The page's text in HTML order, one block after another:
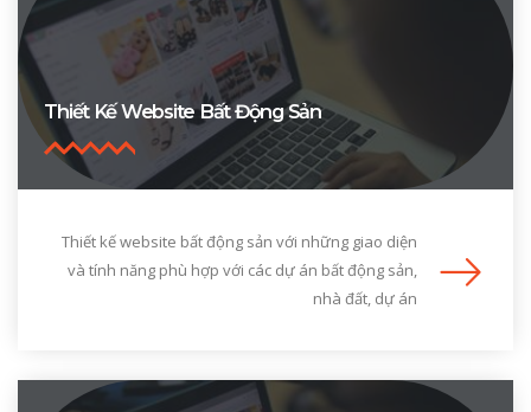
Thiết Kế Website Bất Động Sản
Thiết kế website bất động sản với những giao diện
và tính năng phù hợp với các dự án bất động sản,
nhà đất, dự án